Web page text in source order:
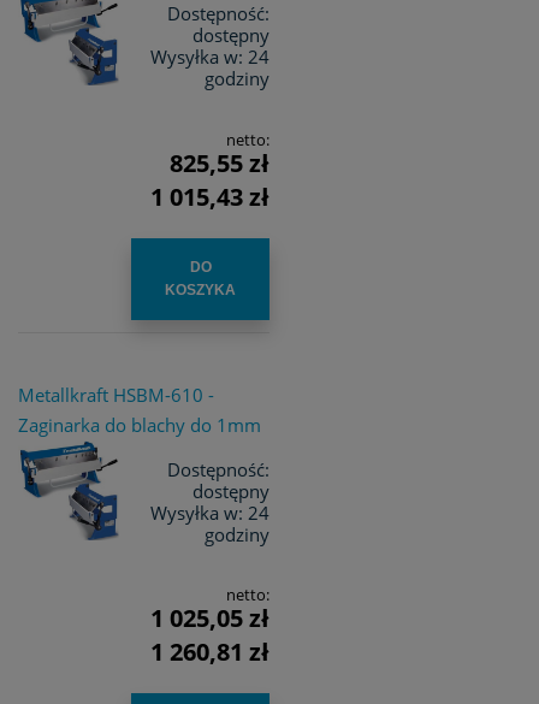
Dostępność:
dostępny
Wysyłka w: 24
godziny
netto:
825,55 zł
1 015,43 zł
DO
KOSZYKA
Metallkraft HSBM-610 -
Zaginarka do blachy do 1mm
Dostępność:
dostępny
Wysyłka w: 24
godziny
netto:
1 025,05 zł
1 260,81 zł